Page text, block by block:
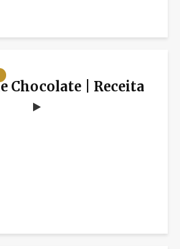
Chocolate | Receita